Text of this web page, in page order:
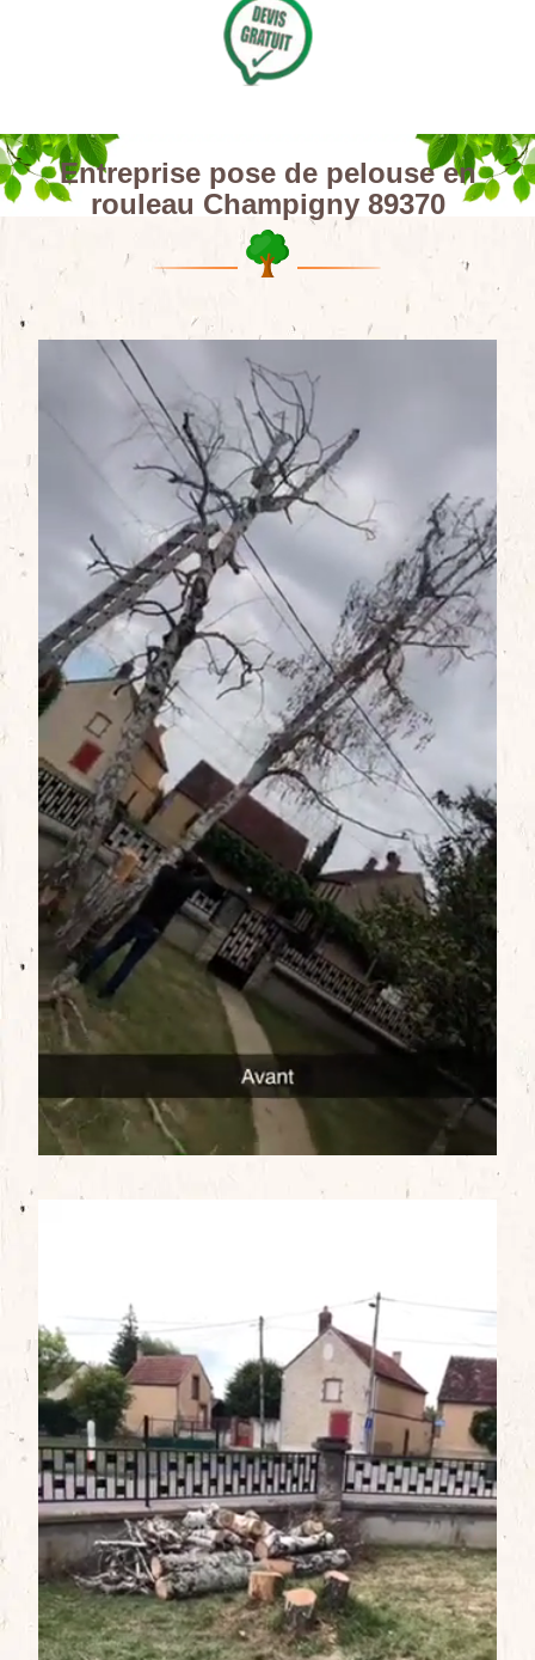
Entreprise pose de pelouse en
rouleau Champigny 89370